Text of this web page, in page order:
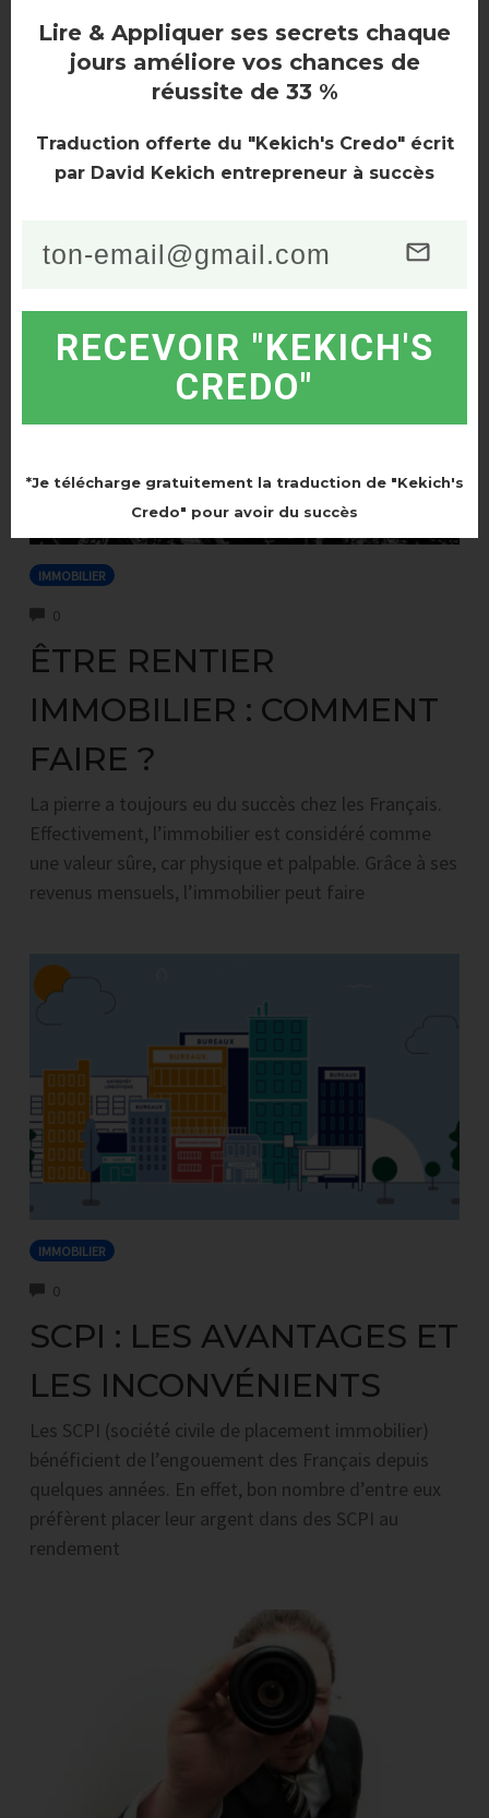
T ?
Vous souhaitez devenir rentier immobilier ? Ce projet
prendre ? Devenir rentier immobilier est possible,
plusieurs chemins y mènent. L’investissement en
IMMOBILIER
0COMMENTS
ÊTRE RENTIER
IMMOBILIER : COMMENT
FAIRE ?
La pierre a toujours eu du succès chez les Français.
Effectivement, l’immobilier est considéré comme
une valeur sûre, car physique et palpable. Grâce à ses
revenus mensuels, l’immobilier peut faire
IMMOBILIER
0COMMENTS
SCPI : LES AVANTAGES ET
LES INCONVÉNIENTS
Les SCPI (société civile de placement immobilier)
bénéficient de l’engouement des Français depuis
quelques années. En effet, bon nombre d’entre eux
préfèrent placer leur argent dans des SCPI au
rendement
Lire & Appliquer ses secrets chaque
jours améliore vos chances de
réussite de 33 %
Traduction offerte du "Kekich's Credo" écrit
par David Kekich entrepreneur à succès
RECEVOIR "KEKICH'S
CREDO"
*Je télécharge gratuitement la traduction de "Kekich's
Credo" pour avoir du succès